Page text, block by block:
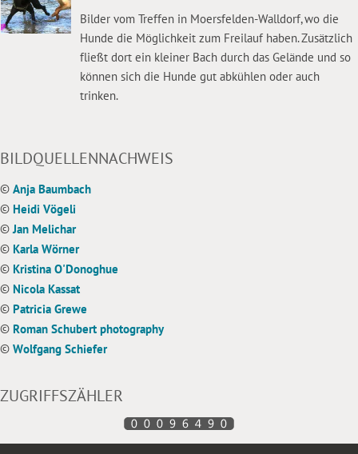
Bilder vom Treffen in Moersfelden-Walldorf, wo die
Hunde die Möglichkeit zum Freilauf haben. Zusätzlich
fließt dort ein kleiner Bach durch das Gelände und so
können sich die Hunde gut abkühlen oder auch
trinken.
BILDQUELLENNACHWEIS
© Anja Baumbach
© Heidi Vögeli
© Jan Melichar
© Karla Wörner
© Kristina O'Donoghue
© Nicola Kassat
© Patricia Grewe
© Roman Schubert photography
© Wolfgang Schiefer
ZUGRIFFSZÄHLER